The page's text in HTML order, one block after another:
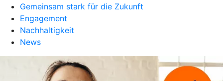
Gemeinsam stark für die Zukunft
Engagement
Nachhaltigkeit
News